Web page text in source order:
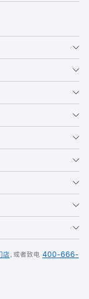
店，或者致电 400-666-